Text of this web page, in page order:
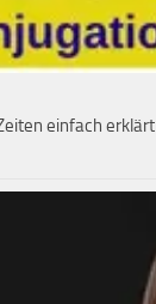
einfach erklärt